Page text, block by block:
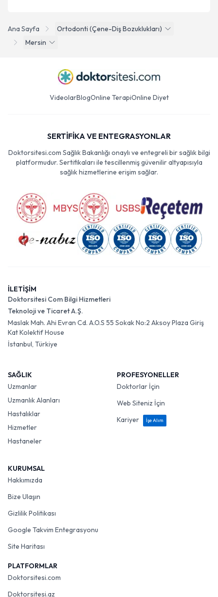
Ana Sayfa
Ortodonti (Çene-Diş Bozuklukları)
Mersin
VideolarBlogOnline TerapiOnline Diyet
SERTİFİKA VE ENTEGRASYONLAR
Doktorsitesi.com Sağlık Bakanlığı onaylı ve entegreli bir sağlık bilgi
platformudur. Sertifikaları ile tescillenmiş güvenilir altyapısıyla
sağlık hizmetlerine erişim sağlar.
İLETİŞİM
Doktorsitesi Com Bilgi Hizmetleri
Teknoloji ve Ticaret A.Ş.
Maslak Mah. Ahi Evran Cd. A.O.S 55 Sokak No:2 Aksoy Plaza Giriş
Kat Kolektif House
İstanbul, Türkiye
SAĞLIK
Uzmanlar
Uzmanlık Alanları
Hastalıklar
Hizmetler
Hastaneler
PROFESYONELLER
Doktorlar İçin
Web Siteniz İçin
Kariyer
İşe Alım
KURUMSAL
Hakkımızda
Bize Ulaşın
Gizlilik Politikası
Google Takvim Entegrasyonu
Site Haritası
PLATFORMLAR
Doktorsitesi.com
Doktorsitesi.az